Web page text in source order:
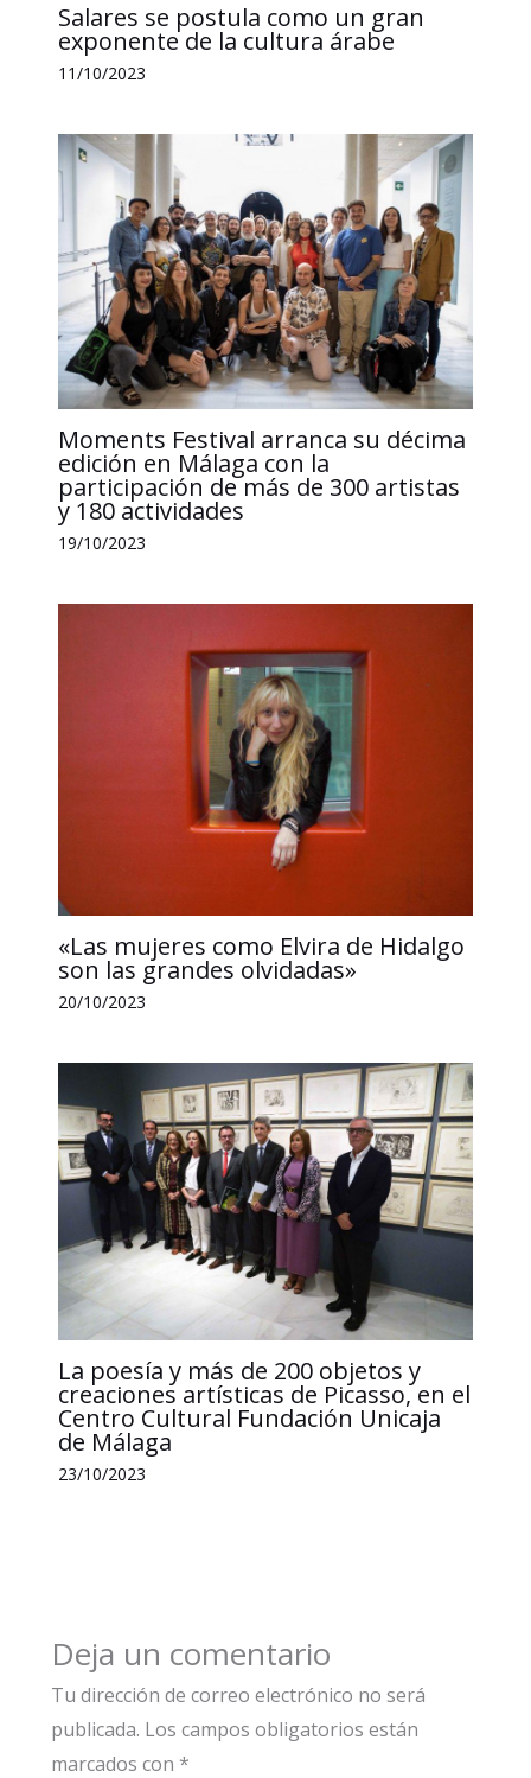
Salares se postula como un gran
exponente de la cultura árabe
11/10/2023
Moments Festival arranca su décima
edición en Málaga con la
participación de más de 300 artistas
y 180 actividades
19/10/2023
«Las mujeres como Elvira de Hidalgo
son las grandes olvidadas»
20/10/2023
La poesía y más de 200 objetos y
creaciones artísticas de Picasso, en el
Centro Cultural Fundación Unicaja
de Málaga
23/10/2023
Deja un comentario
Tu dirección de correo electrónico no será
publicada. Los campos obligatorios están
marcados con *